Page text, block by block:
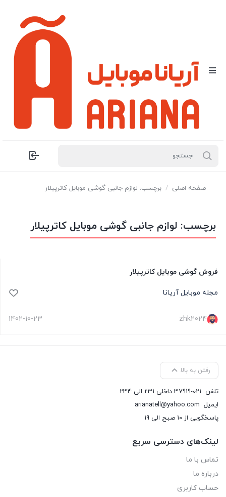
صفحه اصلی / برچسب: لوازم جانبی گوشی موبایل کاترپیلار
برچسب: لوازم جانبی گوشی موبایل کاترپیلار
فروش گوشی موبایل کاترپیلار
مجله موبایل آریانا
zhk2024
1402-10-23
رفتن به بالا
تلفن 37919-021 داخلی 231 الی 234
ایمیل arianatell@yahoo.com
پاسخگویی از 10 صبح الی 19
لینک‌های دسترسی سریع
تماس با ما
درباره ما
حساب کاربری